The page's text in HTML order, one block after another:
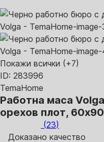
Покажи всички (+7)
ID: 283996
TemaHome
Работна маса Volga
орехов плот,
(23)
Доказано качество